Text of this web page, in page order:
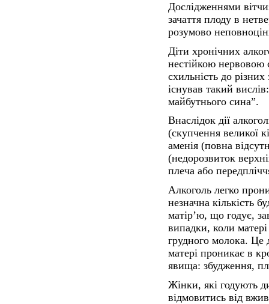
Дослідженнями
зачаття плоду в
розумово
Діти хронічних
нестійкою
схильність до
існував такий
майбутнього сина”.
Внаслідок дії
(скупчення великої
аменія (повна
(недорозвиток
плеча або
Алкоголь легко
незначна кількість
матір’ю, що годує,
випадки, коли
грудного молока. Це
матері проникає в
явища: збудження,
Жінки, які годують
відмовитись від